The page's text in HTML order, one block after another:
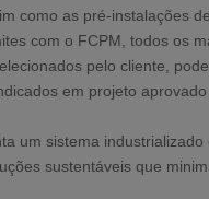
como as pré-instalações
com o FCPM, todos os
pelo cliente,
em projeto aprovado
um sistema
sustentáveis que